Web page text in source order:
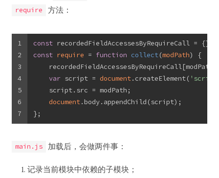
require 方法：
1
2
3
4
5
6
7
const recordedFieldAccessesByRequireCall = {};
const require = function collect(modPath)
{
var script = document.createElement(
    script.src = modPath;
document.body.appendChild(script);
};
main.js 加载后，会做两件事：
记录当前模块中依赖的子模块；